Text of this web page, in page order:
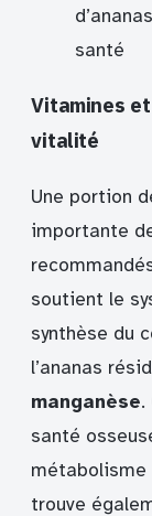
santé
Vitamines
vitalité
Une portion
importante
soutient le
synthèse du
l’ananas
manganèse.
santé
métabolisme
trouve